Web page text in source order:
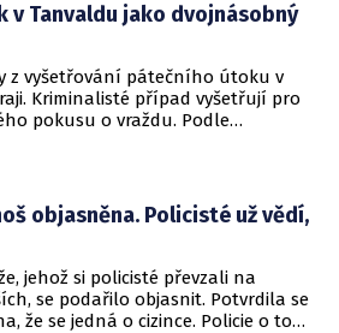
v Tanvaldu jako dvojnásobný
z vyšetřování pátečního útoku v
Kriminalisté případ vyšetřují pro
pokusu o vraždu. Podle
objasněna. Policisté už vědí,
jehož si policisté převzali na
se podařilo objasnit. Potvrdila se
že se jedná o cizince. Policie o tom